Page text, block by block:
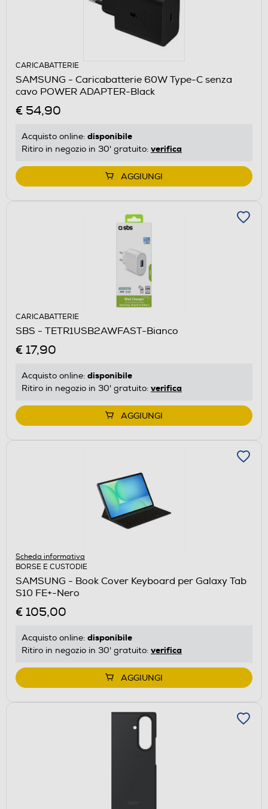
CARICABATTERIE
SAMSUNG - Caricabatterie 60W Type-C senza
cavo POWER ADAPTER-Black
€ 54,90
Acquisto online: disponibile
Ritiro in negozio in 30' gratuito: verifica
AGGIUNGI
CARICABATTERIE
SBS - TETR1USB2AWFAST-Bianco
€ 17,90
Acquisto online: disponibile
Ritiro in negozio in 30' gratuito: verifica
AGGIUNGI
Scheda informativa
BORSE E CUSTODIE
SAMSUNG - Book Cover Keyboard per Galaxy Tab
S10 FE+-Nero
€ 105,00
Acquisto online: disponibile
Ritiro in negozio in 30' gratuito: verifica
AGGIUNGI